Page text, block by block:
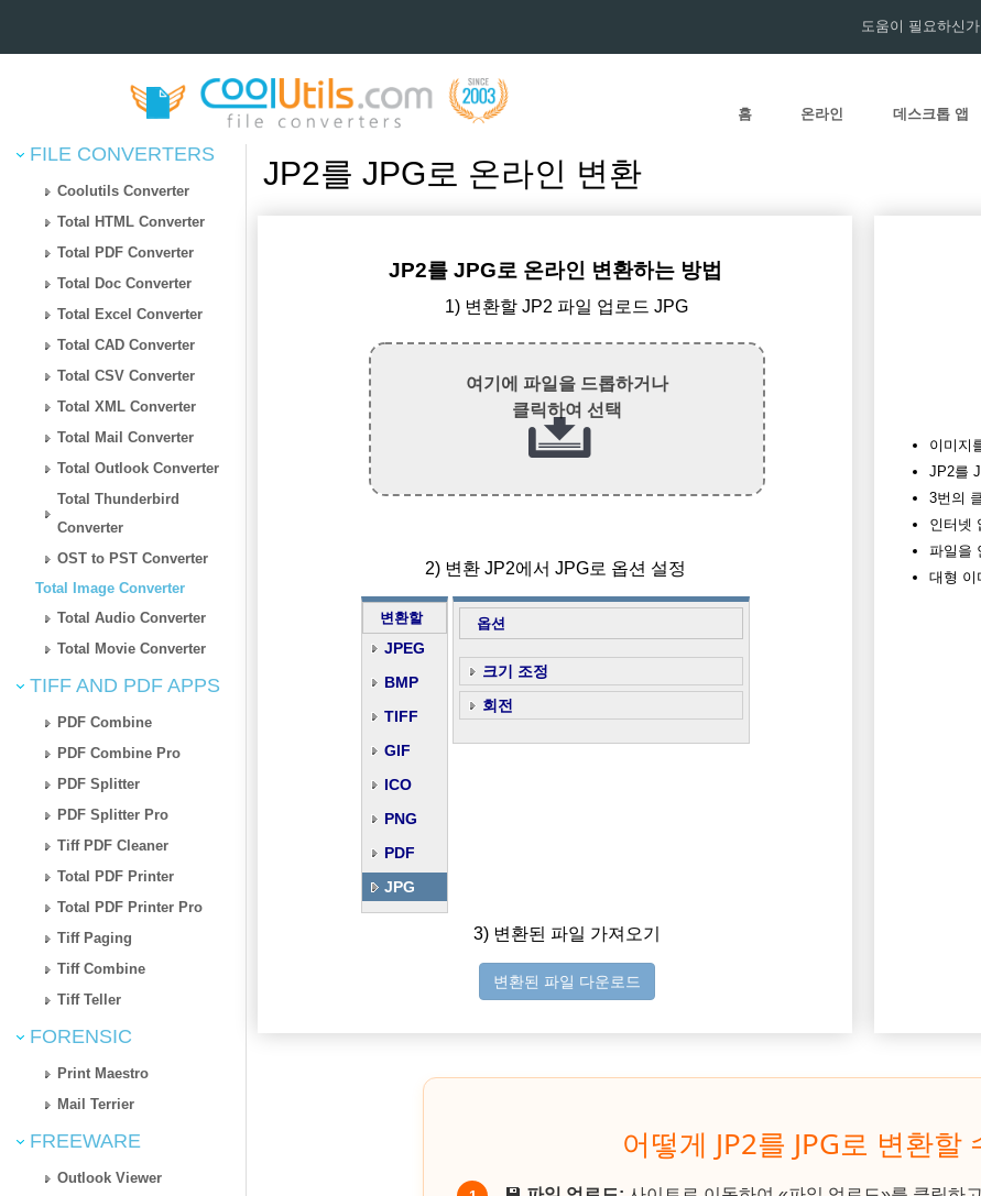
도움이 필요하신
홈 온라인 데스크톱 앱
FILE CONVERTERS
Coolutils Converter
Total HTML Converter
Total PDF Converter
Total Doc Converter
Total Excel Converter
Total CAD Converter
Total CSV Converter
Total XML Converter
Total Mail Converter
Total Outlook Converter
Total Thunderbird
Converter
OST to PST Converter
Total Image Converter
Total Audio Converter
Total Movie Converter
TIFF AND PDF APPS
PDF Combine
PDF Combine Pro
PDF Splitter
PDF Splitter Pro
Tiff PDF Cleaner
Total PDF Printer
Total PDF Printer Pro
Tiff Paging
Tiff Combine
Tiff Teller
FORENSIC
Print Maestro
Mail Terrier
FREEWARE
Outlook Viewer
JP2를 JPG로 온라인 변환
JP2를 JPG로 온라인 변환하는 방법
1) 변환할 JP2 파일 업로드 JPG
여기에 파일을 드롭하거나
클릭하여 선택
2) 변환 JP2에서 JPG로 옵션 설정
변환할
JPEG
BMP
TIFF
GIF
ICO
PNG
PDF
JPG
옵션
크기 조정
회전
3) 변환된 파일 가져오기
변환된 파일 다운로드
이미지
JP2를
3번의
인터넷
파일을
대형 이
어떻게 JP2를 JPG로 변환할